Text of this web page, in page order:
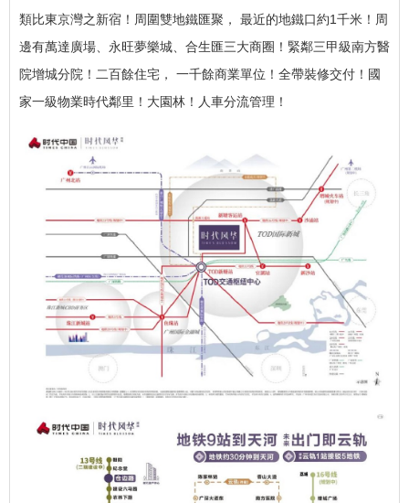
類比東京灣之新宿！ 周圍雙地鐵匯聚， 最近的地鐵口約1千米！ 周
邊有萬達廣場、永旺夢樂城、合生匯三大商圈！ 緊鄰三甲級南方醫
院增城分院！ 二百餘住宅， 一千餘商業單位！ 全帶裝修交付！ 國
家一級物業時代鄰里！ 大園林！ 人車分流管理！